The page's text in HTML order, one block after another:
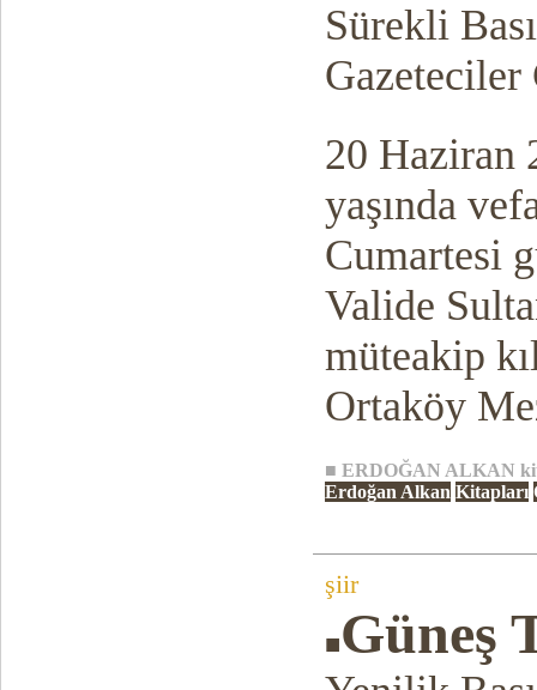
Sürekli
20 Haziran
yaşında
Cumartesi
Valide
müteakip
Ortaköy
■ ERDOĞAN ALKAN
Erdoğan Alkan Kitapları
şiir
■Güneş